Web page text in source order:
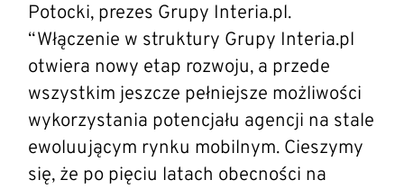
Potocki, prezes Grupy Interia.pl.
“Włączenie w struktury Grupy Interia.pl
otwiera nowy etap rozwoju, a przede
wszystkim jeszcze pełniejsze możliwości
wykorzystania potencjału agencji na stale
ewoluującym rynku mobilnym. Cieszymy
się, że po pięciu latach obecności na